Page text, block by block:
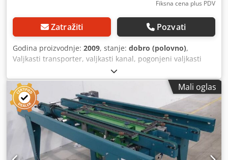
Fiksna cena plus PDV
Zatražiti Pozvati
Godina proizvodnje: 2009, stanje: dobro (polovno),
Valjkasti transporter, valjkasti kanal, pogonjeni valjkasti
transporter, valjkasta staza -sa pneumatski pokretanom
centrirajućom jedinicom -robustna konstrukcija -električni
pogon -sa frekventnim regulatorom u motor-reduktoru -
Pogon: 0,075-0,37 kW -Obrtaji: 14-72 o/min -Širina valjka:
820 mm -Transportna dužina: 1140 mm -Prečnik valjka: 105
mm -Valjci: gumirani Chjdpfxob A I Hmo Ab Eea -Prečnik
osovine: 25 mm -Transportna visina: 1200 mm (podesiva) -
Pogon preko kaiša -Dimenzije: 1150/1140/V1200 mm -
Težina: 230 kg
Mali oglas